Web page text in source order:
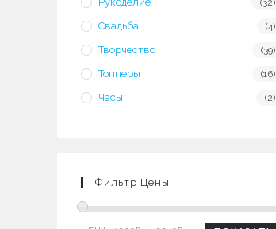
(32)
Свадьба (4)
Творчество (39)
Топперы (16)
Часы (2)
Фильтр Цены